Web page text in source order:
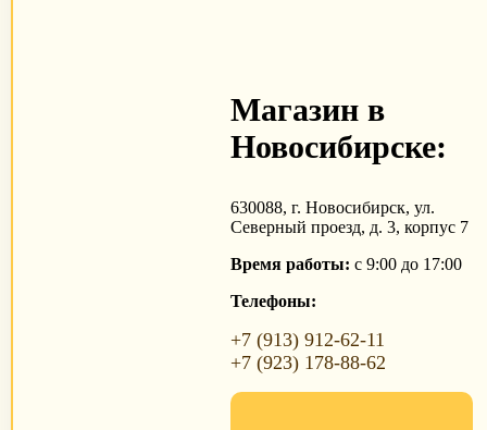
Магазин в
Новосибирске:
630088, г. Новосибирск, ул.
Северный проезд, д. 3, корпус 7
Время работы: с 9:00 до 17:00
Телефоны:
+7 (913) 912-62-11
+7 (923) 178-88-62